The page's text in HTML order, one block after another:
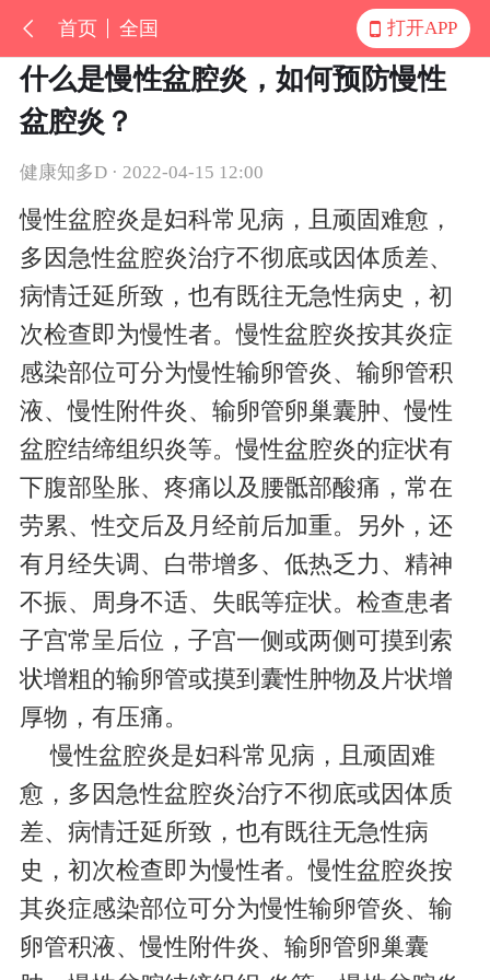
首页 全国 打开APP
什么是慢性盆腔炎，如何预防慢性
盆腔炎？
健康知多D · 2022-04-15 12:00
慢性盆腔炎是妇科常见病，且顽固难愈，
多因急性盆腔炎治疗不彻底或因体质差、
病情迁延所致，也有既往无急性病史，初
次检查即为慢性者。慢性盆腔炎按其炎症
感染部位可分为慢性输卵管炎、输卵管积
液、慢性附件炎、输卵管卵巢囊肿、慢性
盆腔结缔组织炎等。慢性盆腔炎的症状有
下腹部坠胀、疼痛以及腰骶部酸痛，常在
劳累、性交后及月经前后加重。另外，还
有月经失调、白带增多、低热乏力、精神
不振、周身不适、失眠等症状。检查患者
子宫常呈后位，子宫一侧或两侧可摸到索
状增粗的输卵管或摸到囊性肿物及片状增
厚物，有压痛。
慢性盆腔炎是妇科常见病，且顽固难
愈，多因急性盆腔炎治疗不彻底或因体质
差、病情迁延所致，也有既往无急性病
史，初次检查即为慢性者。慢性盆腔炎按
其炎症感染部位可分为慢性输卵管炎、输
卵管积液、慢性附件炎、输卵管卵巢囊